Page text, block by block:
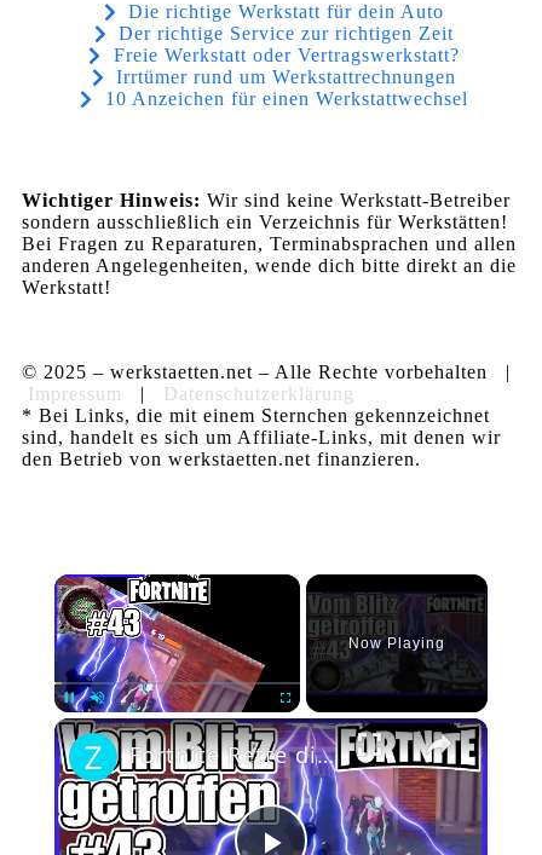
Die richtige Werkstatt für dein Auto
Der richtige Service zur richtigen Zeit
Freie Werkstatt oder Vertragswerkstatt?
Irrtümer rund um Werkstattrechnungen
10 Anzeichen für einen Werkstattwechsel
Wichtiger Hinweis: Wir sind keine Werkstatt-Betreiber
sondern ausschließlich ein Verzeichnis für Werkstätten!
Bei Fragen zu Reparaturen, Terminabsprachen und allen
anderen Angelegenheiten, wende dich bitte direkt an die
Werkstatt!
© 2025 – werkstaetten.net – Alle Rechte vorbehalten |
Impressum
| Datenschutzerklärung
* Bei Links, die mit einem Sternchen gekennzeichnet
sind, handelt es sich um Affiliate-Links, mit denen wir
den Betrieb von werkstaetten.net finanzieren.
×
Pause Unmute Fullscreen
Now Playing
×
Fortnite Rette die Welt PvE Modus #43 Daily Quests mit der Konstrukteurin [gameplay deutsch german]